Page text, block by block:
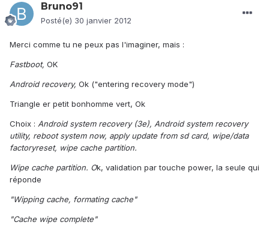
Bruno91
Posté(e) 30 janvier 2012
Merci comme tu ne peux pas l'imaginer, mais :
Fastboot, OK
Android recovery, Ok ("entering recovery mode")
Triangle er petit bonhomme vert, Ok
Choix : Android system recovery (3e), Android system recovery
utility, reboot system now, apply update from sd card, wipe/data
factoryreset, wipe cache partition.
Wipe cache partition. Ok, validation par touche power, la seule qui
réponde
"Wipping cache, formating cache"
"Cache wipe complete"